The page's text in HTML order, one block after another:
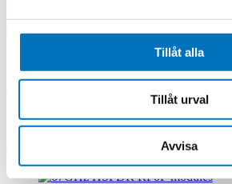
Tillåt alla
Tillåt urval
Avvisa
40GHz HSFDR RFoF modules
Up to Ka band (up to and including 40GHz)